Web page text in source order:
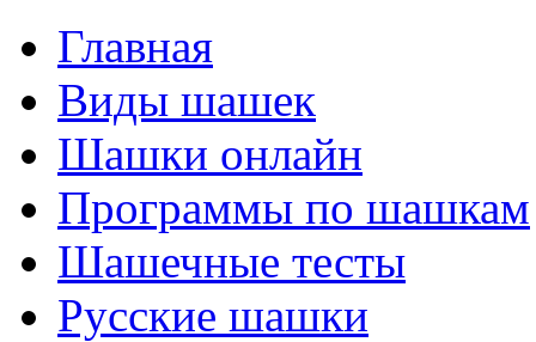
Главная
Виды шашек
Шашки онлайн
Программы по шашкам
Шашечные тесты
Русские шашки